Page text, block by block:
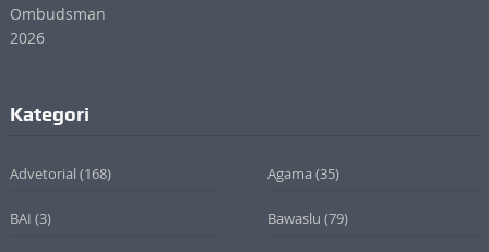
Kategori
Advetorial (168) Agama (35)
BAI (3) Bawaslu (79)